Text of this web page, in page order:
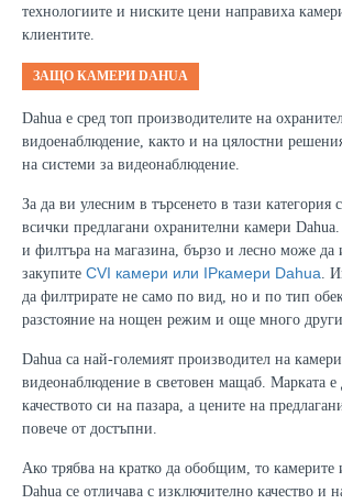
технологиите и ниските цени направиха
клиентите.
ЗАЩО КАМЕРИ DAHUA
Dahua е сред топ производителите на
видоенаблюдение, както и на цялостни
на системи за видеонаблюдение.
За да ви улесним в търсенето в тази категория
всички предлагани охранителни камери
и филтъра на магазина, бързо и лесно може да
закупите CVI камери или IPкамери Dahua.
да филтрирате не само по вид, но и по тип
разстояние на нощен режим и още много
Dahua са най-големият производител на
видеонаблюдение в световен мащаб. Марката е
качеството си на пазара, а цените на
повече от достъпни.
Ако трябва на кратко да обобщим, то камерите
Dahua се отличава с изключително качество и